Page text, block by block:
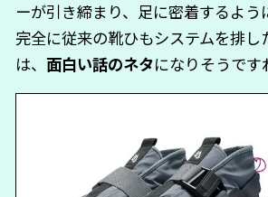
ーが引き締まり、足に密着するよう
完全に従来の靴ひもシステムを排し
は、面白い話のネタになりそうです